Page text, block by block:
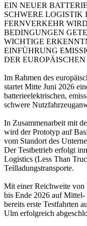
EIN NEUER
SCHWERE LOGISTIK
FERNVERKEHR
BEDINGUNGEN
WICHTIGE
EINFÜHRUNG
DER
Im Rahmen des
startet Mitte Juni 2026
batterieelektrischen,
schwere
In Zusammenarbeit mit
wird der Prototyp auf
vom Standort des
Der Testbetrieb erfolgt
Logistics (Less Than
Teilladungstransporte.
Mit einer Reichweite von
bis Ende 2026 auf Mittel-
bereits erste Testfahrten
Ulm erfolgreich